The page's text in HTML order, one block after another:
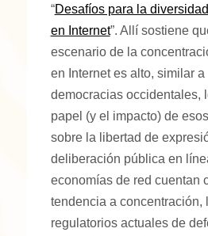
“Desafíos para la
en Internet”. Allí sostiene
escenario de la
en Internet es alto, similar
democracias occidentales,
papel (y el impacto) de
sobre la libertad de
deliberación pública en
economías de red cuentan
tendencia a concentración,
regulatorios actuales de